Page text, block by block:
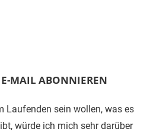
MAIL ABONNIEREN
Laufenden sein wollen, was es
würde ich mich sehr darüber